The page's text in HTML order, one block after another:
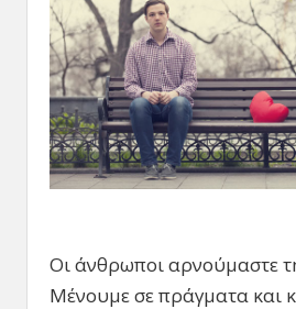
Οι άνθρωποι αρνούμαστε
Μένουμε σε πράγματα και